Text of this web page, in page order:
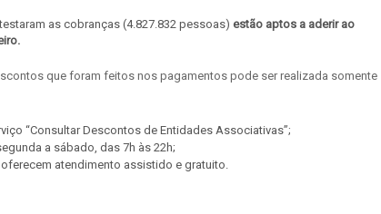
as cobranças (4.827.832 pessoas) estão aptos a aderir ao
que foram feitos nos pagamentos pode ser realizada somente
“Consultar Descontos de Entidades Associativas”;
a sábado, das 7h às 22h;
atendimento assistido e gratuito.